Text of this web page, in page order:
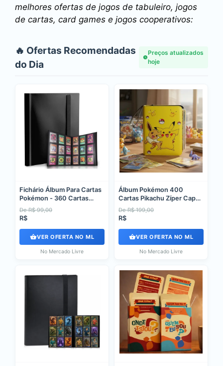
melhores ofertas de jogos de tabuleiro, jogos
de cartas, card games e jogos cooperativos:
🔥 Ofertas Recomendadas
do Dia
Preços atualizados
hoje
Fichário Álbum Para Cartas
Pokémon - 360 Cartas
Pasta Otug Preto
De R$ 99,00
R$
VER OFERTA NO ML
No Mercado Livre
Álbum Pokémon 400
Cartas Pikachu Zíper Capa
Dura Tcg Criança Amarelo
De R$ 199,00
R$
VER OFERTA NO ML
No Mercado Livre